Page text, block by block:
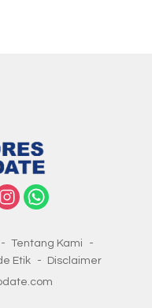
Tentang Kami
Etik
Disclaimer